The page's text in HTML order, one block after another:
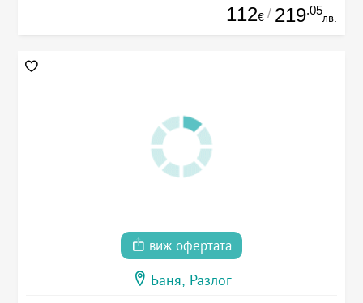
112€ / 219.05
лв.
виж офертата
Баня, Разлог